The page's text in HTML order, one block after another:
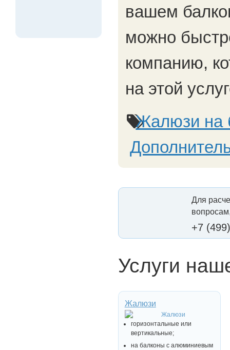
вашем
можно
компанию,
на этой
Жалюзи на
Для
+7
Услуги
Жалюзи
горизонтальные или
вертикальные;
на балконы с алюминиевым